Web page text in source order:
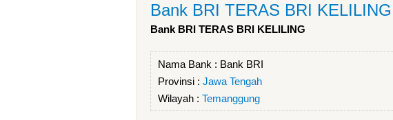
Bank BRI TERAS BRI KELILING
Bank BRI TERAS BRI KELILING
Nama Bank : Bank BRI
Provinsi : Jawa Tengah
Wilayah : Temanggung